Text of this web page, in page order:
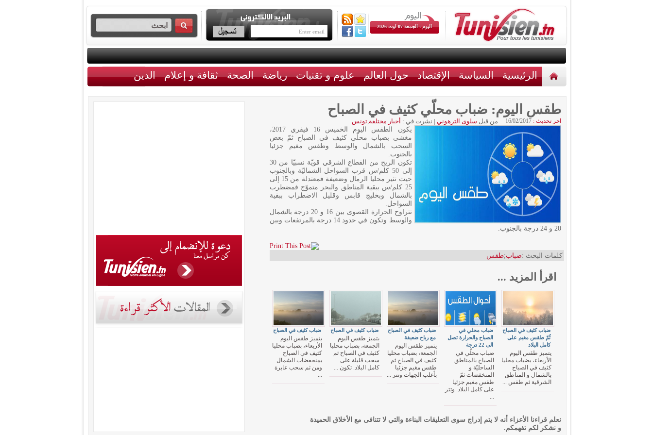
اليوم : الجمعة 07 اوت 2026
الرئيسية السياسة الإقتصاد حول العالم علوم و تقنيات رياضة الصحة ثقافة و إعلام الدين
طقس اليوم: ضباب محلّي كثيف في الصباح
اخر تحديث : 16/02/2017 من قبل سلوى الترهوني | نشرت في : أخبار مختلفة,تونس
يكون الطقس اليوم الخميس 16 فيفري 2017،
مغشى بضباب محلّي كثيف في الصباح ثمّ بعض
السحب بالشمال والوسط وطقس مغيم جزئيا
بالجنوب.
تكون الريح من القطاع الشرقي قويّة نسبيّا من 30
إلى 50 كلم/س قرب السواحل الشماليّة وبالجنوب
حيث تثير محليا الرمال وضعيفة فمعتدلة من 15 إلى
25 كلم/س ببقية المناطق والبحر متموّج فمضطرب
بالشمال وبخليج قابس وقليل الاضطراب ببقية
السواحل.
تتراوح الحرارة القصوى بين 16 و 20 درجة بالشمال
والوسط وتكون في حدود 14 درجة بالمرتفعات وبين
20 و 24 درجة بالجنوب.
كلمات البحث :ضباب;طقس
اقرأ المزيد ...
ضباب كثيف في الصباح
يتميز طقس اليوم
الأربعاء، بضباب محليا
كثيف في الصباح
بمنخفضات الشمال
ومن ثم سحب عابرة
...
ضباب كثيف في الصباح
يتميز طقس اليوم
الجمعة، بضباب محليا
كثيف في الصباح ثم
سحب قليلة على
كامل البلاد. تكون ...
ضباب كثيف في الصباح
مع رياح ضعيفة
يتميز طقس اليوم
الجمعة، بضباب محليا
كثيف في الصباح ثم
طقس مغيم جزئيا
بأغلب الجهات وتتر ...
ضباب محلي في
الصباح والحرارة تصل
الى 22 درجة
ضباب محلّي في
الصباح بالمناطق
الساحليّة و
المنخفضات ثمّ
طقس مغيم جزئيا
على كامل البلاد. وتتر
...
ضباب كثيف في الصباح
ثُمّ طقس مغيم على
كامل البلاد
يتميز طقس اليوم
الأربعاء، بضباب محليا
كثيف في الصباح
بالشمال و المناطق
الشرقية ثم طقس ...
نعلم قراءنا الأعزاء أنه لا يتم إدراج سوى التعليقات البناءة والتي لا تتنافى مع الأخلاق الحميدة
و نشكر لكم تفهمكم.